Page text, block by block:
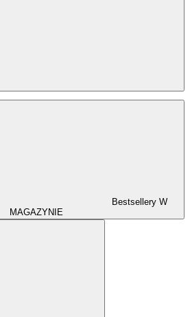
Bestsellery W
MAGAZYNIE